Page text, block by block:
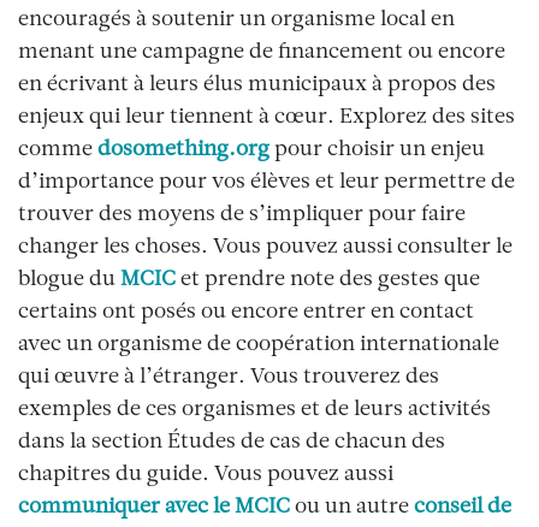
encouragés à soutenir un organisme local en
menant une campagne de financement ou encore
en écrivant à leurs élus municipaux à propos des
enjeux qui leur tiennent à cœur. Explorez des sites
comme dosomething.org pour choisir un enjeu
d’importance pour vos élèves et leur permettre de
trouver des moyens de s’impliquer pour faire
changer les choses. Vous pouvez aussi consulter le
blogue du MCIC et prendre note des gestes que
certains ont posés ou encore entrer en contact
avec un organisme de coopération internationale
qui œuvre à l’étranger. Vous trouverez des
exemples de ces organismes et de leurs activités
dans la section Études de cas de chacun des
chapitres du guide. Vous pouvez aussi
communiquer avec le MCIC ou un autre conseil de